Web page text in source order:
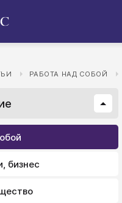
РАБОТА НАД СОБОЙ
бизнес